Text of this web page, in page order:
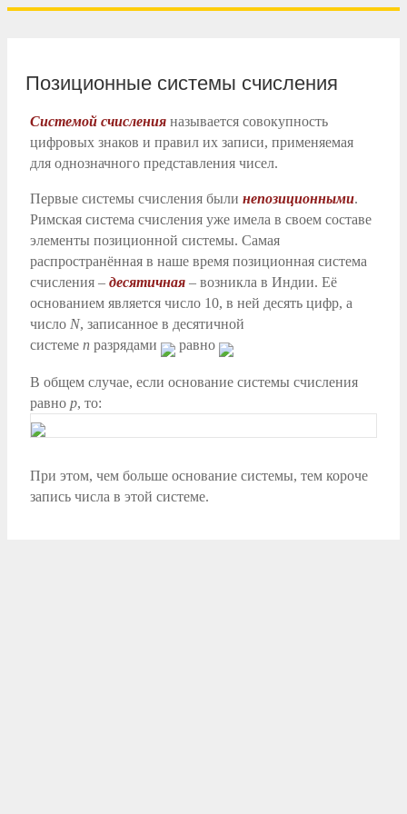
Позиционные системы счисления
Системой счисления называется совокупность
цифровых знаков и правил их записи, применяемая
для однозначного представления чисел.
Первые системы счисления были непозиционными.
Римская система счисления уже имела в своем составе
элементы позиционной системы. Самая
распространённая в наше время позиционная система
счисления – десятичная – возникла в Индии. Её
основанием является число 10, в ней десять цифр, а
число N, записанное в десятичной
системе n разрядами равно
В общем случае, если основание системы счисления
равно p, то:
При этом, чем больше основание системы, тем короче
запись числа в этой системе.